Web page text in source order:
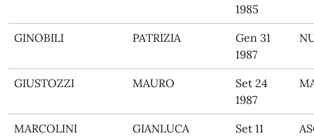
1985
GINOBILI PATRIZIA
Gen 31
1987
GIUSTOZZI MAURO
Set 24
1987
MARCOLINI GIANLUCA
Set 11